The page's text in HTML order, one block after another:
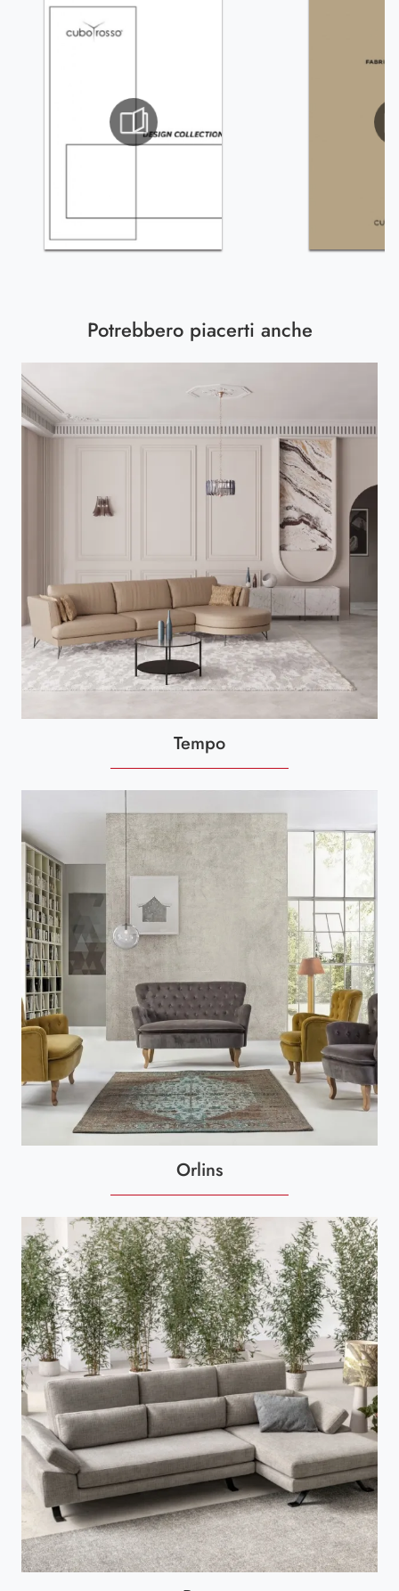
Potrebbero piacerti anche
Tempo
Orlins